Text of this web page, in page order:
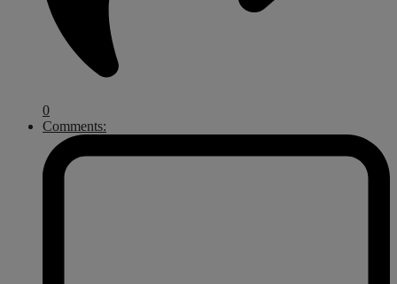
0
Comments: